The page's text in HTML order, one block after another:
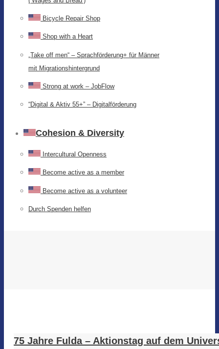
Bicycle Repair Shop
Shop with a Heart
„Take off men“ – Sprachförderung+ für Männer
mit Migrationshintergrund
Strong at work – JobFlow
“Digital & Aktiv 55+” – Digitalförderung
Cohesion & Diversity
Intercultural Openness
Become active as a member
Become active as a volunteer
Durch Spenden helfen
75 Jahre Fulda – Aktionstag auf dem